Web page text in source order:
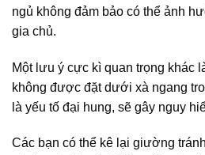
ngủ không đảm bảo có thể ảnh
gia chủ.
Một lưu ý cực kì quan trọng khác
không được đặt dưới xà ngang
là yếu tố đại hung, sẽ gây nguy
Các bạn có thể kê lại giường